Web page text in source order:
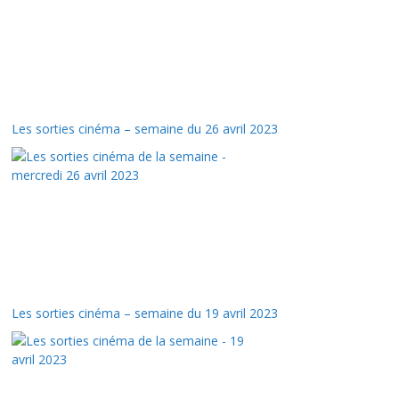
Les sorties cinéma – semaine du 26 avril 2023
Les sorties cinéma – semaine du 19 avril 2023